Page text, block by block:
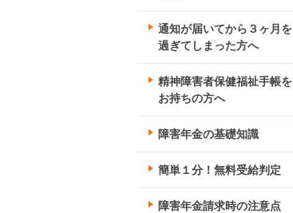
通知が届いてから３ヶ月を
過ぎてしまった方へ
精神障害者保健福祉手帳を
お持ちの方へ
障害年金の基礎知識
簡単１分！無料受給判定
障害年金請求時の注意点